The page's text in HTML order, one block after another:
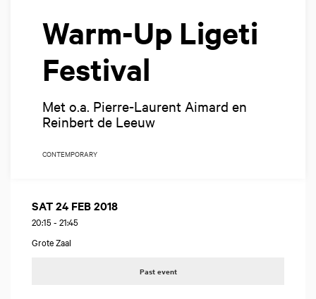
Warm-Up Ligeti
Festival
Met o.a. Pierre-Laurent Aimard en
Reinbert de Leeuw
CONTEMPORARY
SAT 24 FEB 2018
20:15 - 21:45
Grote Zaal
Past event